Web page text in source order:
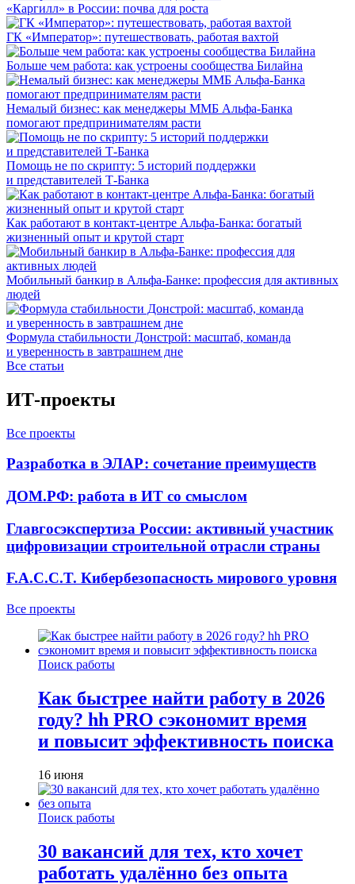
«Каргилл» в России: почва для роста
ГК «Император»: путешествовать, работая вахтой
Больше чем работа: как устроены сообщества Билайна
Немалый бизнес: как менеджеры ММБ Альфа-Банка
помогают предпринимателям расти
Помощь не по скрипту: 5 историй поддержки
и представителей Т-Банка
Как работают в контакт-центре Альфа-Банка: богатый
жизненный опыт и крутой старт
Мобильный банкир в Альфа-Банке: профессия для активных
людей
Формула стабильности Донстрой: масштаб, команда
и уверенность в завтрашнем дне
Все статьи
ИТ-проекты
Все проекты
Разработка в ЭЛАР: сочетание преимуществ
ДОМ.РФ: работа в ИТ со смыслом
Главгосэкспертиза России: активный участник
цифровизации строительной отрасли страны
F.A.C.C.T. Кибербезопасность мирового уровня
Все проекты
Поиск работы
Как быстрее найти работу в 2026
году? hh PRO сэкономит время
и повысит эффективность поиска
16 июня
Поиск работы
30 вакансий для тех, кто хочет
работать удалённо без опыта